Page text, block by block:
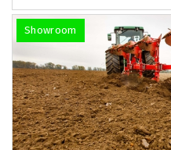
Szeroki wybór...
Showroom